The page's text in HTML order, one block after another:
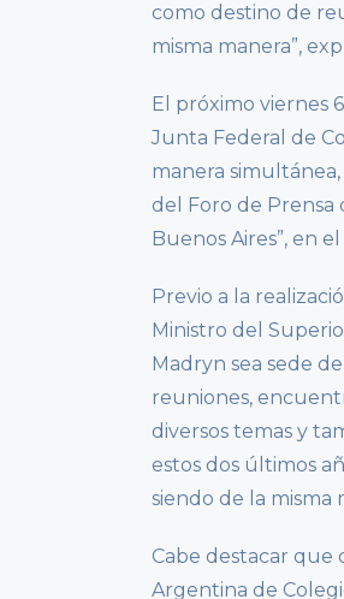
como destino de
misma manera”,
El próximo viernes
Junta Federal de
manera
del Foro de Prensa
Buenos Aires”, en
Previo a la
Ministro del
Madryn sea sede
reuniones,
diversos temas y
estos dos últimos
siendo de la misma
Cabe destacar que
Argentina de